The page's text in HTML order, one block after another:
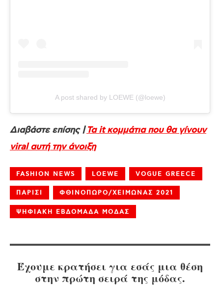
A post shared by LOEWE (@loewe)
Διαβάστε επίσης |Τα it κομμάτια που θα γίνουν
viral αυτή την άνοιξη
FASHION NEWS LOEWE VOGUE GREECE
ΠΑΡΙΣΙ ΦΘΙΝΟΠΩΡΟ/ΧΕΙΜΩΝΑΣ 2021
ΨΗΦΙΑΚΗ ΕΒΔΟΜΑΔΑ ΜΟΔΑΣ
Έχουμε κρατήσει για εσάς μια θέση
στην πρώτη σειρά της μόδας.